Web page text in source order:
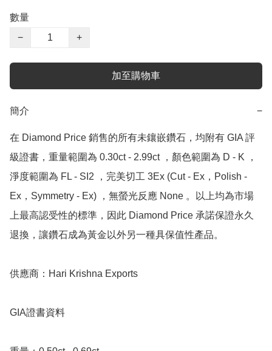
數量
−
+
加至購物車
簡介 −
在 Diamond Price 銷售的所有未鑲嵌鑽石，均附有 GIA 評
級證書，重量範圍為 0.30ct - 2.99ct ，顏色範圍為 D - K ，
淨度範圍為 FL - SI2 ，完美切工 3Ex (Cut - Ex，Polish -
Ex，Symmetry - Ex) ，無螢光反應 None 。以上均為市場
上最高認受性的標準，因此 Diamond Price 承諾保證永久
退換，讓鑽石成為黃金以外另一種具保值性產品。
供應商：Hari Krishna Exports
GIA證書資料